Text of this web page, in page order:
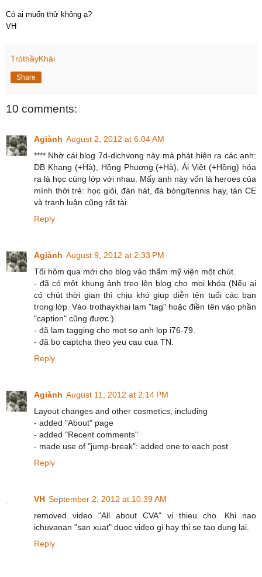
Có ai muốn thử không ạ?
VH
TròthầyKhải
Share
10 comments:
Agiành August 2, 2012 at 6:04 AM
**** Nhờ cái blog 7d-dichvong này mà phát hiện ra các anh:
DB Khang (+Hà), Hồng Phuơng (+Hà), Ái Việt (+Hồng) hóa
ra là học cùng lớp với nhau. Mấy anh này vốn là heroes của
mình thời trẻ: học giỏi, đàn hát, đá bóng/tennis hay, tán CE
và tranh luận cũng rất tài.
Reply
Agiành August 9, 2012 at 2:33 PM
Tối hôm qua mới cho blog vào thẩm mỹ viện một chút.
- đã có một khung ảnh treo lên blog cho moi khóa (Nếu ai
có chút thời gian thì chịu khó giup diễn tên tuổi các bạn
trong lớp. Vào trothaykhai lam "tag" hoặc điền tên vào phần
"caption" cũng được.)
- đã lam tagging cho mot so anh lop i76-79.
- đã bo captcha theo yeu cau cua TN.
Reply
Agiành August 11, 2012 at 2:14 PM
Layout changes and other cosmetics, including
- added "About" page
- added "Recent comments"
- made use of "jump-break": added one to each post
Reply
VH September 2, 2012 at 10:39 AM
removed video "All about CVA" vi thieu cho. Khi nao
ichuvanan "san xuat" duoc video gi hay thi se tao dung lai.
Reply